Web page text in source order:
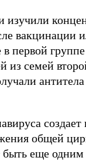
изучили
первой
из семей
общей
еще